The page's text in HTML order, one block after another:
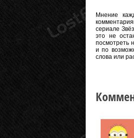
Мнение
сериале
это не
посмотреть
и по
слова или